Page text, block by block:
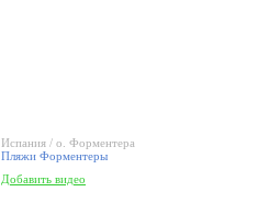
Испания / о. Форментера
Пляжи Форментеры
Добавить видео